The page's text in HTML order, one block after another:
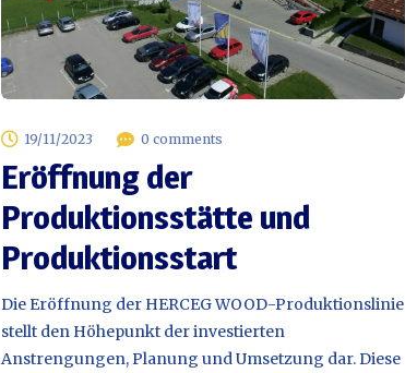
19/11/2023 0 comments
Eröffnung der
Produktionsstätte und
Produktionsstart
Die Eröffnung der HERCEG WOOD-Produktionslinie
stellt den Höhepunkt der investierten
Anstrengungen, Planung und Umsetzung dar. Diese